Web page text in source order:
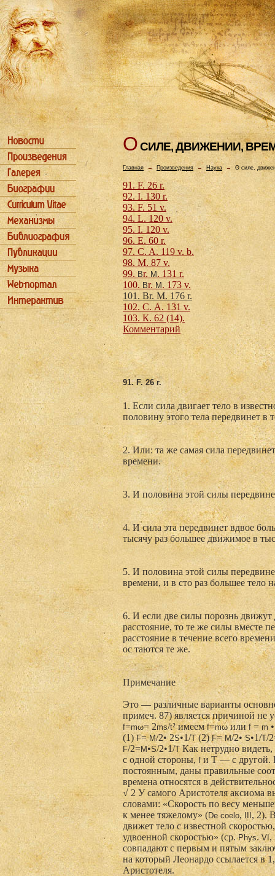
ОСИЛЕ, ДВИЖЕHИИ,
Главная→ Произведения → Наука →О силе,
91. F. 26 r.
92. I. 130 r.
93. F. 51 v.
94. L. 120 v.
95. I. 120 v.
96. E. 60 r.
97. C. A. 119 v. b.
98. M. 87 v.
99. Вr. М . 131 r.
100. Вr. М . 173 v.
101. Br. M. 176 r.
102. С. А. 131 v.
103. К. 62 (14).
Комментарий
91. F. 26 r.
1. Если сила двигает тело в
половину этого тела передвинет в
2. Или: та же самая сила
времени.
3. И половина этой силы
4. И сила эта передвинет вдвое
тысячу раз большее движимое в
5. И половина этой силы
времени, и в сто раз большее тело
6. И если две силы порознь движут
расстояние, то те же силы вместе
расстояние в течение всего
ос таются те же.
Примечание
Это — различные варианты
примеч. 87) является причиной не
f=mω= 2ms/t² имеемf=mωилиf=m
(1)F=M/2• 2S•1/T(2)F=M/2•S•1/T/
F/2=M•S/2•1/TКак нетрудно
с одной стороны, fи Т — с другой.
постоянным, даны правильные
времена относятся в
√ 2 У самого Аристотеля аксиома
словами: «Скорость по весу
к менее тяжелому» (De coelo, III , 2).
движет тело с известной
удвоенной скоростью» (ср.Phys.VI ,
совпадают с первым и пятым
на который Леонардо ссылается в
Аристотеля.